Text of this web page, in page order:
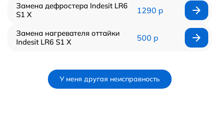
Замена дефростера Indesit LR6
S1 X
1290 р
Замена нагревателя оттайки
Indesit LR6 S1 X
500 р
У меня другая неисправность